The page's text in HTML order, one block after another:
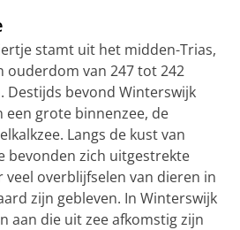
stamt uit het midden-Trias,
ouderdom van 247 tot 242
Destijds bevond Winterswijk
een grote binnenzee, de
Langs de kust van
bevonden zich uitgestrekte
veel overblijfselen van dieren in
zijn gebleven. In Winterswijk
aan die uit zee afkomstig zijn